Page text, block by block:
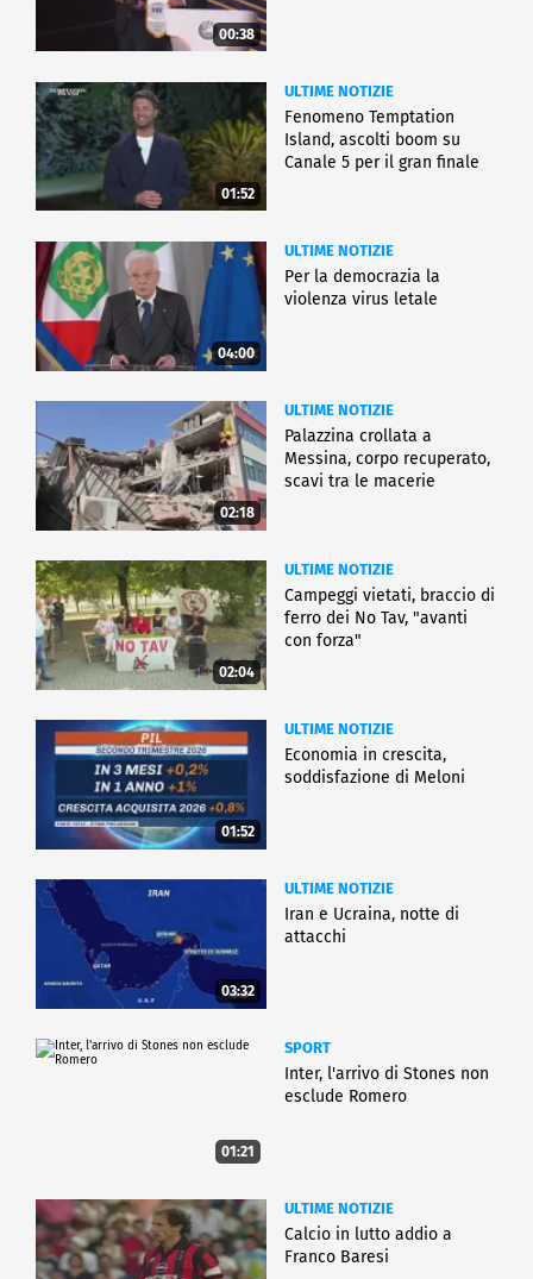
00:38
01:52
ULTIME NOTIZIE
Fenomeno Temptation
Island, ascolti boom su
Canale 5 per il gran finale
04:00
ULTIME NOTIZIE
Per la democrazia la
violenza virus letale
02:18
ULTIME NOTIZIE
Palazzina crollata a
Messina, corpo recuperato,
scavi tra le macerie
02:04
ULTIME NOTIZIE
Campeggi vietati, braccio di
ferro dei No Tav, "avanti
con forza"
01:52
ULTIME NOTIZIE
Economia in crescita,
soddisfazione di Meloni
03:32
ULTIME NOTIZIE
Iran e Ucraina, notte di
attacchi
01:21
SPORT
Inter, l'arrivo di Stones non
esclude Romero
ULTIME NOTIZIE
Calcio in lutto addio a
Franco Baresi